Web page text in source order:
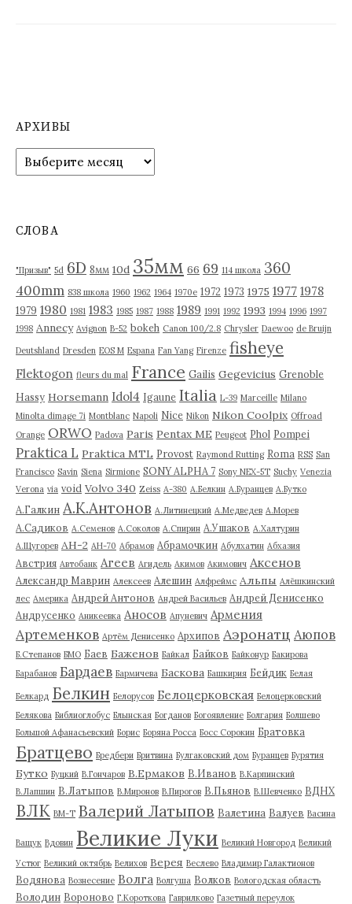
АРХИВЫ
р
в
СЛОВА
"Призыв" 5d 6D 8мм 10d 35мм 66 69 114 школа 360
400mm 838 школа 1960 1962 1964 1970е 1972 1973 1975 1977 1978
1979 1980 1981 1983 1985 1987 1988 1989 1991 1992 1993 1994 1996 1997
1998 Annecy Avignon B-52 bokeh Canon 100/2.8 Chrysler Daewoo de Bruijn
Deutshland Dresden EOS M Espana Fan Yang Firenze fisheye
Flektogon fleurs du mal France Gailis Gegevicius Grenoble
Hassy Horsemann Idol4 Igaune Italia L-39 Marceille Milano
Minolta dimage 7i Montblanc Napoli Nice Nikon Nikon Coolpix Offroad
Orange ORWO Padova Paris Pentax ME Peugeot Phol Pompei
Praktica L Praktica MTL Provost Raymond Rutting Roma RSS San
Francisco Savin Siena Sirmione SONY ALPHA 7 Sony NEX-5T Suchy Venezia
Verona via void Volvo 340 Zeiss А-380 А.Белкин А.Буранцев А.Бутко
А.Галкин А.К.Антонов А.Литинецкий А.Медведев А.Морев
А.Садиков А.Семенов А.Соколов А.Спирин А.Ушаков А.Халтурин
А.Щугорев АН-2 АН-70 Абрамов Абрамочкин Абулхатин Абхазия
Австрия Автобанк Агеев Агидель Акимов Акимович Аксенов
Александр Маврин Алексеев Алешин Алфреймс Альпы Алёшкинский
лес Америка Андрей Антонов Андрей Васильев Андрей Денисенко
Андрусенко Аникеевка Аносов Апуневич Армения
Артеменков Артём Денисенко Архипов Аэронатц Аюпов
Б.Степанов БМО Баев Баженов Байкал Байков Байконур Бакирова
Барабанов Бардаев Бармичева Баскова Башкирия Бейдик Белая
Белкард Белкин Белорусов Белоцерковская Белоцерковский
Белякова Библиоглобус Блынская Богданов Богоявление Болгария Болшево
Большой Афанасьевский Борис Боряна Росса Босс Сорокин Братовка
Братцево Бредбери Бритвина Булгаковский дом Буранцев Бурятия
Бутко Буцкий В.Гончаров В.Ермаков В.Иванов В.Карпинский
В.Лапшин В.Латыпов В.Миронов В.Пирогов В.Пьянов В.Шевченко ВДНХ
ВЛК ВМ-Т Валерий Латыпов Валетина Валуев Васина
Ващук Вдовин Великие Луки Великий Новгород Великий
Устюг Великий октябрь Велихов Верея Веслево Владимир Галактионов
Водянова Вознесение Волга Волгуша Волков Вологодская область
Володин Вороново Г.Короткова Гаврилково Газетный переулок